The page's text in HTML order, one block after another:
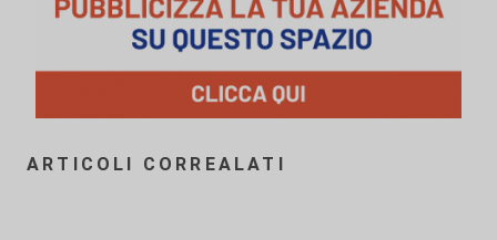
ARTICOLI CORREALATI